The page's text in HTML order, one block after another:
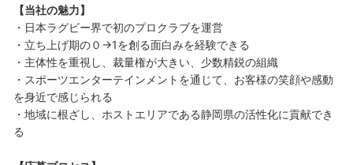
【当社の魅力】
・日本ラグビー界で初のプロクラブを運営
・立ち上げ期の０→1を創る面白みを経験できる
・主体性を重視し、裁量権が大きい、少数精鋭の組織
・スポーツエンターテインメントを通じて、お客様の笑顔や感動
を身近で感じられる
・地域に根ざし、ホストエリアである静岡県の活性化に貢献でき
る